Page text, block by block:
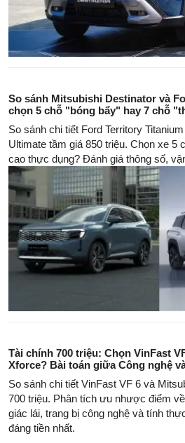
So sánh Mitsubishi Destinator và
chọn 5 chỗ "bóng bẩy" hay 7 chỗ
So sánh chi tiết Ford Territory
Ultimate tầm giá 850 triệu. Chọn xe 5
cao thực dụng? Đánh giá thông số,
Tài chính 700 triệu: Chọn VinFast
Xforce? Bài toán giữa Công nghệ
So sánh chi tiết VinFast VF 6 và
700 triệu. Phân tích ưu nhược điểm
giác lái, trang bị công nghệ và tính
đáng tiền nhất.